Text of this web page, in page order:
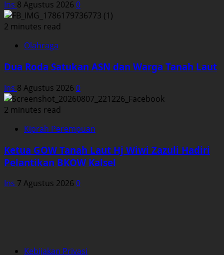
Ins 8 Agustus 2026 0
2 minutes read
Olahraga
Dua Roda Satukan ASN dan Warga Tanah Laut
Ins 8 Agustus 2026 0
2 minutes read
Kiprah Perempuan
Ketua GOW Tanah Laut Hj Wiwi Zazuli Hadiri
Pelantikan BKOW Kalsel
Ins 7 Agustus 2026 0
Kebijakan Privasi